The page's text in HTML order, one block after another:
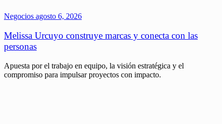
Negocios agosto 6, 2026
Melissa Urcuyo construye marcas y conecta con las
personas
Apuesta por el trabajo en equipo, la visión estratégica y el
compromiso para impulsar proyectos con impacto.